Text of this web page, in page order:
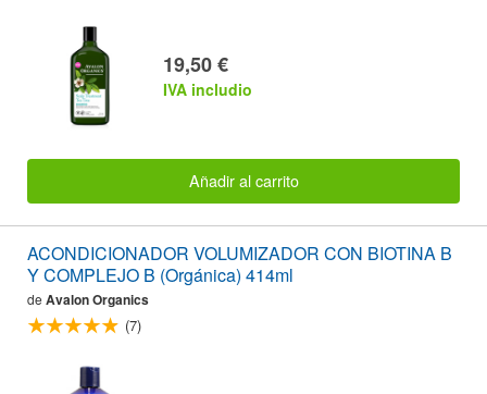
19,50 €
IVA includio
Añadir al carrito
ACONDICIONADOR VOLUMIZADOR CON BIOTINA B
Y COMPLEJO B (Orgánica) 414ml
de Avalon Organics
(7)